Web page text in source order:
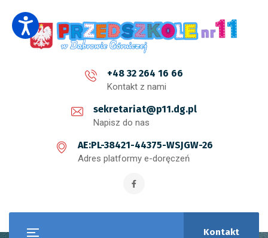
+48 32 264 16 66
Kontakt z nami
sekretariat@p11.dg.pl
Napisz do nas
AE:PL-38421-44375-WSJGW-26
Adres platformy e-doręczeń
Kontakt